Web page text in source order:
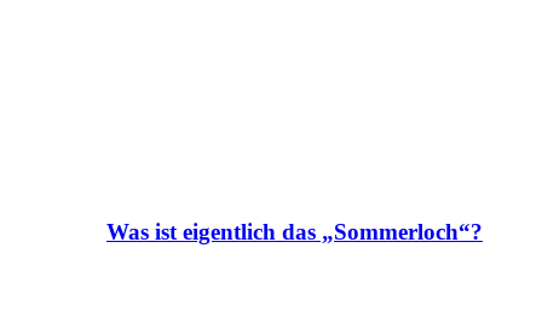
Was ist eigentlich das „Sommerloch“?